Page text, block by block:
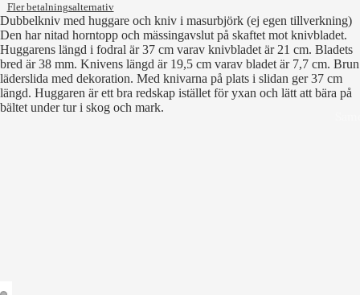
Fler betalningsalternativ
Dubbelkniv med huggare och kniv i masurbjörk (ej egen tillverkning)
Den har nitad horntopp och mässingavslut på skaftet mot knivbladet.
Huggarens längd i fodral är 37 cm varav knivbladet är 21 cm. Bladets
bred är 38 mm. Knivens längd är 19,5 cm varav bladet är 7,7 cm. Brun
läderslida med dekoration. Med knivarna på plats i slidan ger 37 cm
längd. Huggaren är ett bra redskap istället för yxan och lätt att bära på
bältet under tur i skog och mark.